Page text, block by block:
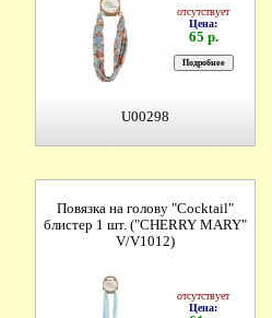
отсутствует
Цена:
65 р.
U00298
Повязка на голову "Cocktail"
блистер 1 шт. ("CHERRY MARY"
V/V1012)
отсутствует
Цена: